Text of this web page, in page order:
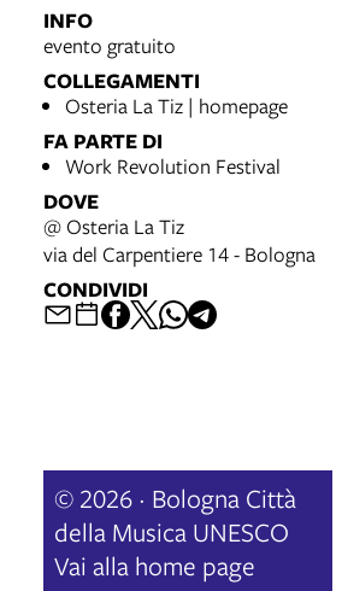
INFO
evento gratuito
COLLEGAMENTI
Osteria La Tiz | homepage
FA PARTE DI
Work Revolution Festival
DOVE
@ Osteria La Tiz
via del Carpentiere 14 - Bologna
CONDIVIDI
© 2026 · Bologna Città
della Musica UNESCO
Vai alla home page